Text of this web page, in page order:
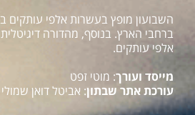
ברחבי הארץ. בנוסף, מהדורה
אלפי עותקים.
מייסד ועורך: מוטי זפט
עורכת אתר שבתון: אביטל דואן שמולי